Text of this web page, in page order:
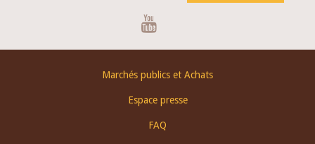
Marchés publics et Achats
Espace presse
FAQ